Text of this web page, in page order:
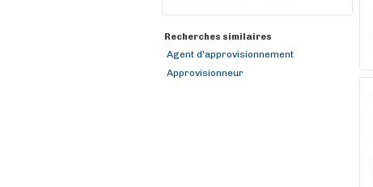
Recherches similaires
Agent d'approvisionnement
Approvisionneur